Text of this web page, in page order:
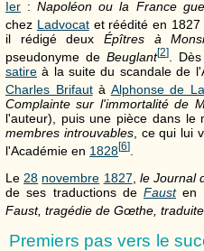
Ier :Napoléon ou la France
chez Ladvocatet réédité en 1827
il rédigé deux Épîtres à
pseudonyme deBeuglant[2] . Dès
satire à la suite du scandale de
Charles Brifautà Alphonse de
Complainte sur l'immortalité de
l'auteur), puis une pièce dans le
membres introuvables, ce qui lui
l'Académie en 1828[6]
Le 28 novembre 1827 le Journal
de ses traductions de Fausten
Faust, tragédie de Gœthe,
Premiers pas vers le